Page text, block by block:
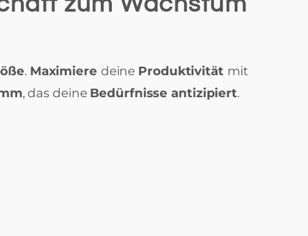
. Maximiere deine Produktivität mit
, das deine Bedürfnisse antizipiert.